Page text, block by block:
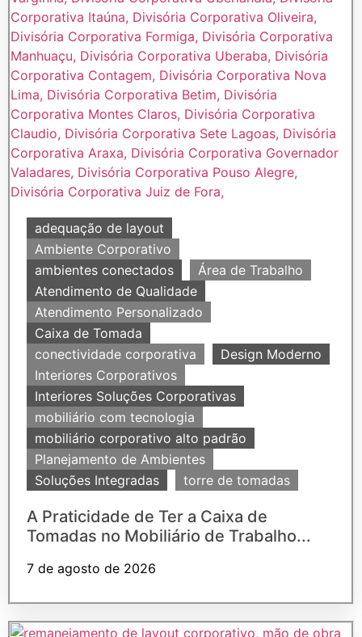
adequação de layout
Ambiente Corporativo
ambientes conectados
Área de Trabalho
Atendimento de Qualidade
Atendimento Personalizado
Caixa de Tomada
conectividade corporativa
Design Moderno
Interiores Corporativos
Interiores Soluções Corporativas
mobiliário com tecnologia
mobiliário corporativo alto padrão
Planejamento de Ambientes
Soluções Integradas
torre de tomadas
A Praticidade de Ter a Caixa de
Tomadas no Mobiliário de Trabalho...
7 de agosto de 2026